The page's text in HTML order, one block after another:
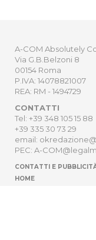
A-COM Absolutely
Via G.B.Belzoni 8
00154 Roma
P.IVA: 14078821007
REA: RM - 1494729
CONTATTI
Tel: +39 348 105 15 88
+39 335 30 73 29
email:
PEC: A-
CONTATTI E
HOME